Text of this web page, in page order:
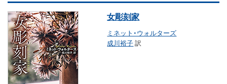
女彫刻家
ミネット・ウォルターズ
成川裕子訳